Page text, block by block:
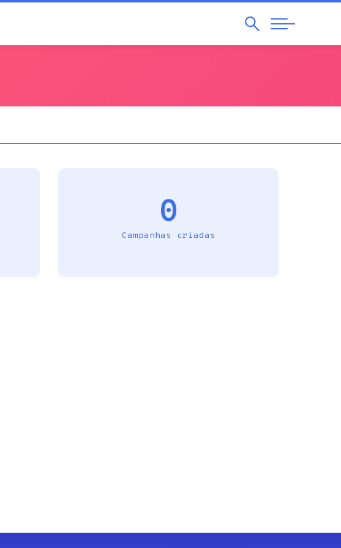
Pesquisar
Abrir
Navegação
0
Campanhas criadas